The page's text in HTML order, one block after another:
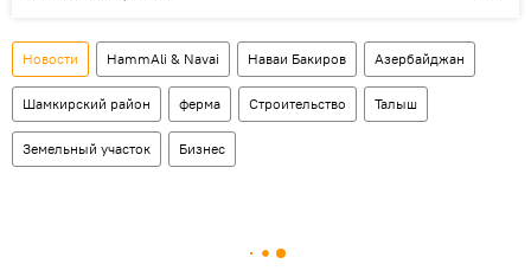
Новости HammAli & Navai Наваи Бакиров Азербайджан
Шамкирский район ферма Строительство Талыш
Земельный участок Бизнес